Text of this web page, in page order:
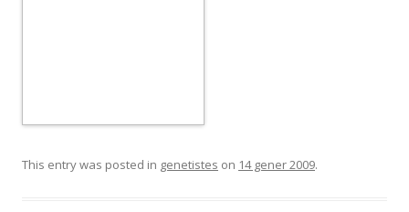
This entry was posted in genetistes on 14 gener 2009.